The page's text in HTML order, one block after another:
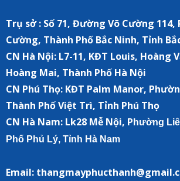
Trụ sở : Số 71, Đường Võ Cường 114,
Cường, Thành Phố Bắc Ninh, Tỉnh
CN Hà Nội: L7-11, KĐT Louis, Hoàng
Hoàng Mai, Thành Phố Hà Nội
CN Phú Thọ: KĐT Palm Manor,
Thành Phố Việt Trì, Tỉnh Phú Thọ
CN Hà Nam: Lk28 Mễ Nội, P hường
Phố Phủ Lý, Tỉnh Hà Nam
Email: